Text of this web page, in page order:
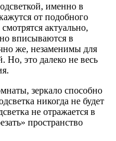
именно в
от подобного
актуально,
вписываются в
же, незаменимы для
Но, это далеко не весь
зеркало способно
никогда не будет
не отражается в
пространство